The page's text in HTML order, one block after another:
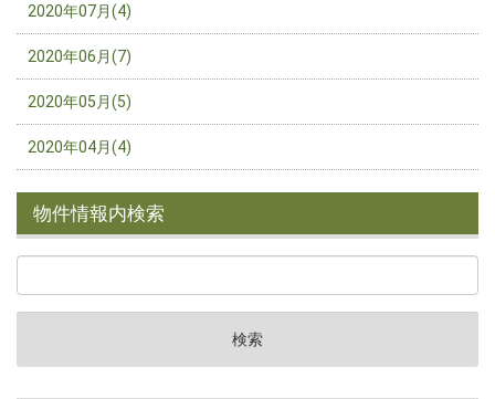
2020年07月(4)
2020年06月(7)
2020年05月(5)
2020年04月(4)
物件情報内検索